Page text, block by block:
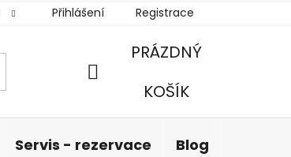
Přihlášení Registrace
NÁKUPNÍ
PRÁZDNÝ
KOŠÍK
Servis - rezervace Blog